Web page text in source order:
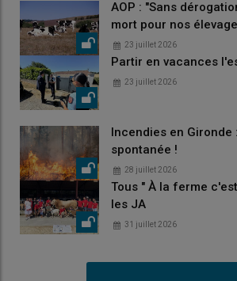
AOP : "Sans
mort pour nos
23 juillet 2026
Partir en vacances
23 juillet 2026
Incendies en Gironde
spontanée !
28 juillet 2026
Tous " À la ferme
les JA
31 juillet 2026